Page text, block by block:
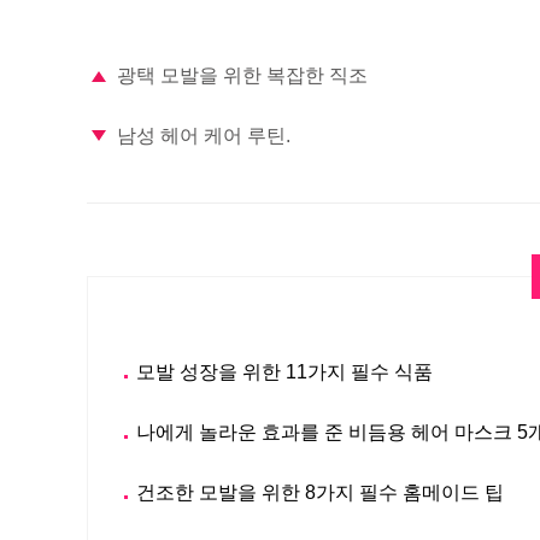
광택 모발을 위한 복잡한 직조
남성 헤어 케어 루틴.
모발 성장을 위한 11가지 필수 식품
나에게 놀라운 효과를 준 비듬용 헤어 마스크 5개
건조한 모발을 위한 8가지 필수 홈메이드 팁